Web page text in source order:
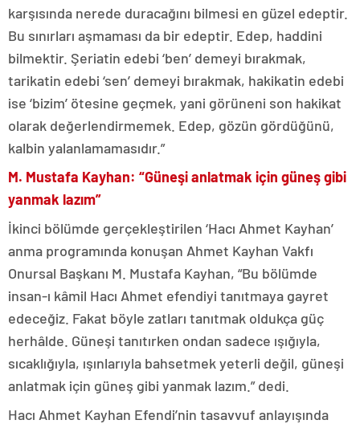
karşısında nerede duracağını bilmesi en güzel edeptir.
Bu sınırları aşmaması da bir edeptir. Edep, haddini
bilmektir. Şeriatin edebi ‘ben’ demeyi bırakmak,
tarikatin edebi ‘sen’ demeyi bırakmak, hakikatin edebi
ise ‘bizim’ ötesine geçmek, yani görüneni son hakikat
olarak değerlendirmemek. Edep, gözün gördüğünü,
kalbin yalanlamamasıdır.”
M. Mustafa Kayhan: “Güneşi anlatmak için güneş gibi
yanmak lazım”
İkinci bölümde gerçekleştirilen ‘Hacı Ahmet Kayhan’
anma programında konuşan Ahmet Kayhan Vakfı
Onursal Başkanı M. Mustafa Kayhan, “Bu bölümde
insan-ı kâmil Hacı Ahmet efendiyi tanıtmaya gayret
edeceğiz. Fakat böyle zatları tanıtmak oldukça güç
herhâlde. Güneşi tanıtırken ondan sadece ışığıyla,
sıcaklığıyla, ışınlarıyla bahsetmek yeterli değil, güneşi
anlatmak için güneş gibi yanmak lazım.” dedi.
Hacı Ahmet Kayhan Efendi’nin tasavvuf anlayışında